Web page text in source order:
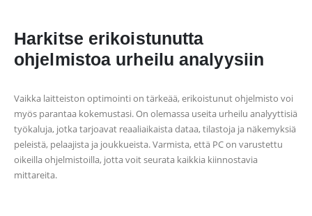
Harkitse erikoistunutta
ohjelmistoa urheilu analyysiin
Vaikka laitteiston optimointi on tärkeää, erikoistunut ohjelmisto voi
myös parantaa kokemustasi. On olemassa useita urheilu analyyttisiä
työkaluja, jotka tarjoavat reaaliaikaista dataa, tilastoja ja näkemyksiä
peleistä, pelaajista ja joukkueista. Varmista, että PC on varustettu
oikeilla ohjelmistoilla, jotta voit seurata kaikkia kiinnostavia
mittareita.